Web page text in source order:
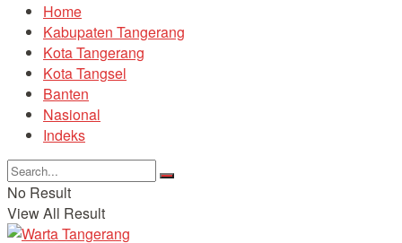
Home
Kabupaten Tangerang
Kota Tangerang
Kota Tangsel
Banten
Nasional
Indeks
No Result
View All Result